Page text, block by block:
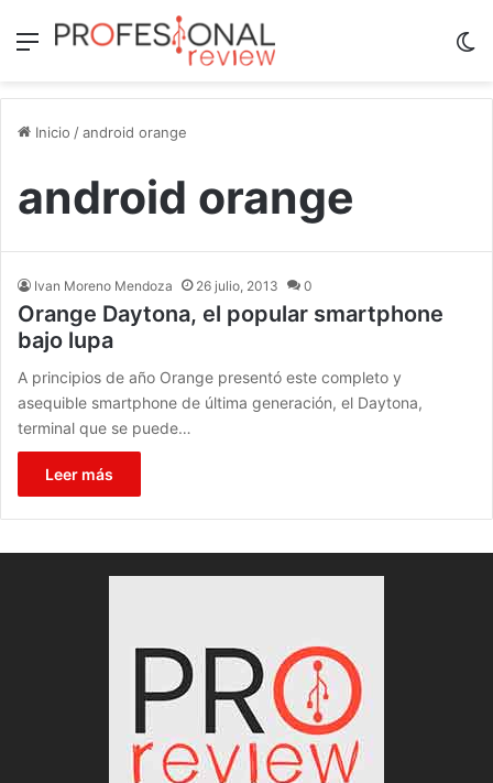
Menú
Inicio /android orange
android orange
Ivan Moreno Mendoza 26 julio, 2013 0
Orange Daytona, el popular smartphone
bajo lupa
A principios de año Orange presentó este completo y
asequible smartphone de última generación, el Daytona,
terminal que se puede…
Leer más